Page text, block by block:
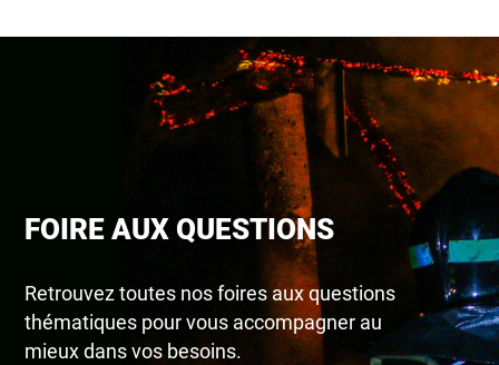
FOIRE AUX QUESTIONS
Retrouvez toutes nos foires aux questions
thématiques pour vous accompagner au
mieux dans vos besoins.